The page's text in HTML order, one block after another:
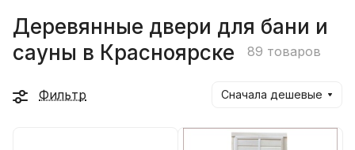
Деревянные двери для бани и
сауны в Красноярске
89 товаров
Фильтр Сначала дешевые